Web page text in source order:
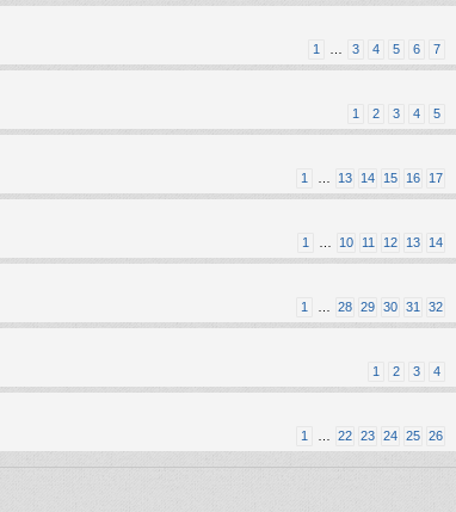
1 … 3 4 5 6 7
1 2 3 4 5
1 … 13 14 15 16 17
1 … 10 11 12 13 14
1 … 28 29 30 31 32
1 2 3 4
1 … 22 23 24 25 26